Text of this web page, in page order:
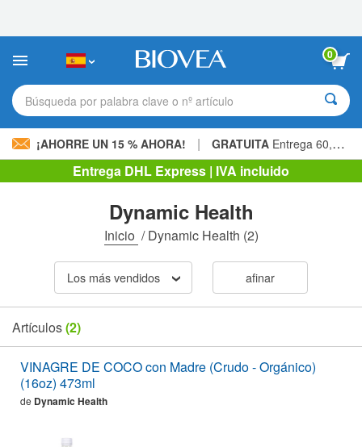
sitio
incluye
sistema
de
0
Búsqueda por palabra clave o nº artículo
¡AHORRE UN 15 % AHORA! | GRATUITA Entrega 60,00 € »
Entrega DHL Express | IVA incluido
Dynamic Health
Inicio /Dynamic Health (2)
Los más vendidos afinar
Artículos(2)
VINAGRE DE COCO con Madre (Crudo - Orgánico)
(16oz) 473ml
de Dynamic Health